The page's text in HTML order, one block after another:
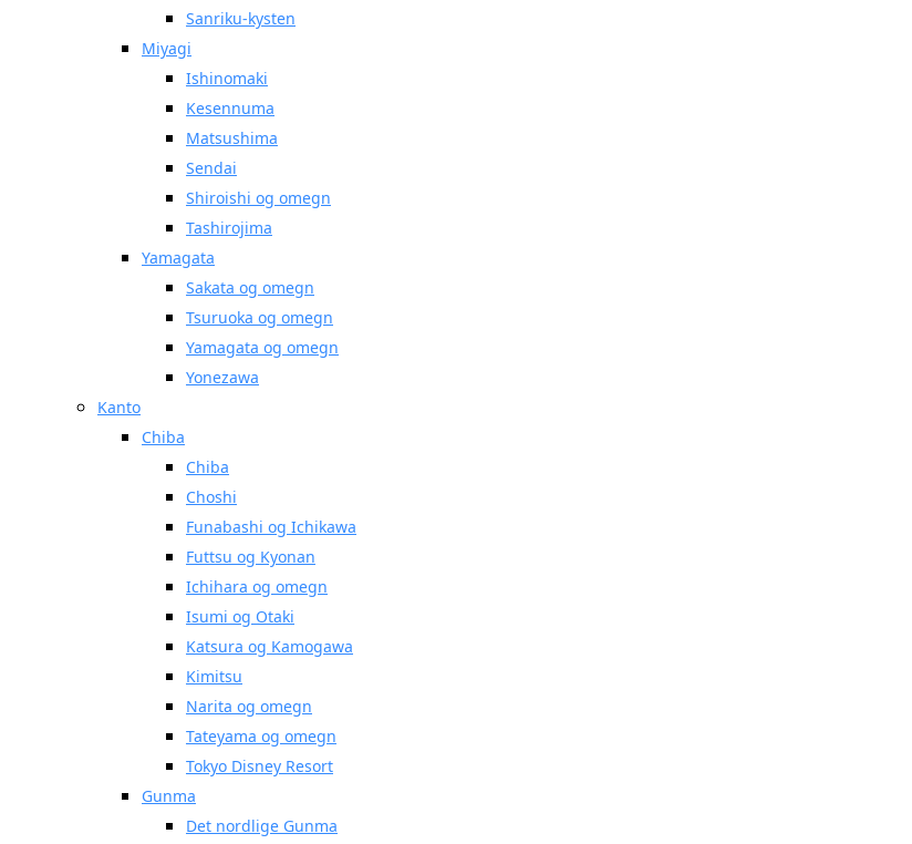
Sanriku-kysten
Miyagi
Ishinomaki
Kesennuma
Matsushima
Sendai
Shiroishi og omegn
Tashirojima
Yamagata
Sakata og omegn
Tsuruoka og omegn
Yamagata og omegn
Yonezawa
Kanto
Chiba
Chiba
Choshi
Funabashi og Ichikawa
Futtsu og Kyonan
Ichihara og omegn
Isumi og Otaki
Katsura og Kamogawa
Kimitsu
Narita og omegn
Tateyama og omegn
Tokyo Disney Resort
Gunma
Det nordlige Gunma